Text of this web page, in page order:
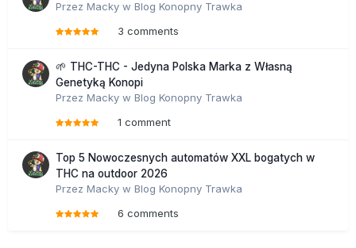
Przez Macky w Blog Konopny Trawka
3 comments
🌱 THC-THC - Jedyna Polska Marka z Własną
Genetyką Konopi
Przez Macky w Blog Konopny Trawka
1 comment
Top 5 Nowoczesnych automatów XXL bogatych w
THC na outdoor 2026
Przez Macky w Blog Konopny Trawka
6 comments